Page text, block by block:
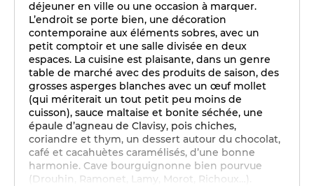
déjeuner en ville ou une occasion à marquer.
L’endroit se porte bien, une décoration
contemporaine aux éléments sobres, avec un
petit comptoir et une salle divisée en deux
espaces. La cuisine est plaisante, dans un genre
table de marché avec des produits de saison, des
grosses asperges blanches avec un œuf mollet
(qui mériterait un tout petit peu moins de
cuisson), sauce maltaise et bonite séchée, une
épaule d’agneau de Clavisy, pois chiches,
coriandre et thym, un dessert autour du chocolat,
café et cacahuètes caramélisés, d’une bonne
harmonie. Cave bourguignonne bien pourvue
(Drouhin, Ramonet, Lamy, Morot, Richoux…).